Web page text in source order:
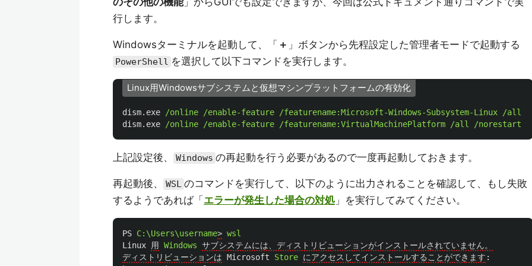
行します。
Windowsターミナルを起動して、「 ＋ 」ボタンから先程設定した管理者モードで起動する
PowerShell を選択して以下コマンドを実行します。
Linux用Windowsサブシステムと仮想マシンプラットフォームの有効化
dism.exe /online /enable-feature /featurename:Microsoft-Windows-Subsystem-Linux /all
dism.exe /online /enable-feature /featurename:VirtualMachinePlatform /all /norestart
上記設定後、 Windows の再起動を行う必要があるので一度再起動しておきます。
再起動後、 WSL のコマンドを実行して、以下のように出力されることを確認して、もし失敗
するようであれば「 エラーが発生した場合の対処」を実行してみてください。
PS C:\Users\username> wsl
Linux 用 Windows サブシステムには、ディストリビューションがインストールされていません。
ディストリビューションは Microsoft Store にアクセスしてインストールすることができます :